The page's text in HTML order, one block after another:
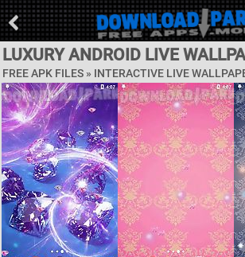
LUXURY ANDROID LIVE
FREE APK FILES » INTERACTIVE LIVE